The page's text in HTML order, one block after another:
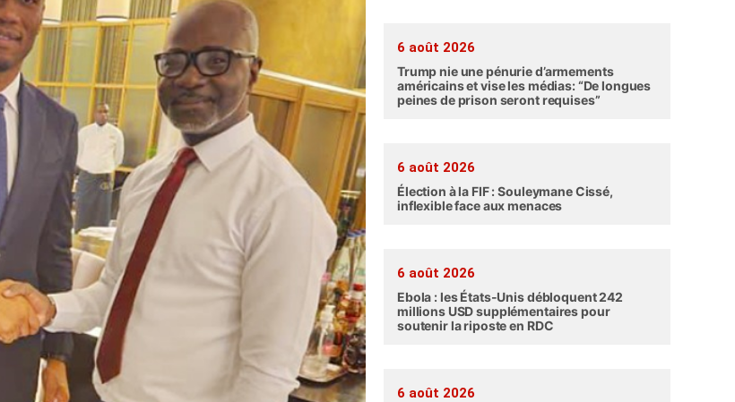
6 août 2026
Trump nie une pénurie d’armements
américains et vise les médias: “De longues
peines de prison seront requises”
6 août 2026
Élection à la FIF : Souleymane Cissé,
inflexible face aux menaces
6 août 2026
Ebola : les États-Unis débloquent 242
millions USD supplémentaires pour
soutenir la riposte en RDC
6 août 2026